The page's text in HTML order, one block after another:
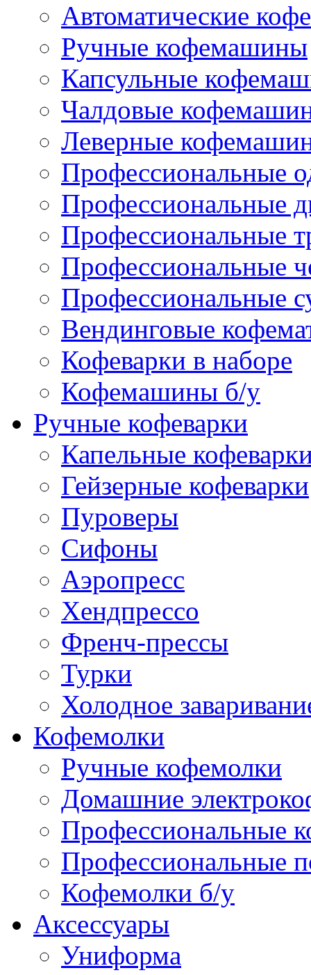
Автоматические
Ручные кофемашины
Капсульные
Чалдовые
Леверные
Профессиональные
Профессиональные
Профессиональные
Профессиональные
Профессиональные
Вендинговые
Кофеварки в наборе
Кофемашины б/у
Ручные кофеварки
Капельные
Гейзерные кофеварки
Пуроверы
Сифоны
Аэропресс
Хендпрессо
Френч-прессы
Турки
Холодное
Кофемолки
Ручные кофемолки
Домашние
Профессиональные
Профессиональные
Кофемолки б/у
Аксессуары
Униформа